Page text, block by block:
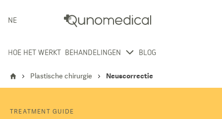
NEDERLANDS
HOE HET WERKT BEHANDELINGEN BLOG
Plastische chirurgie Neuscorrectie
TREATMENT GUIDE